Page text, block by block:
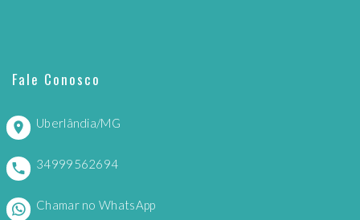
Fale Conosco
Uberlândia/MG
34999562694
Chamar no WhatsApp